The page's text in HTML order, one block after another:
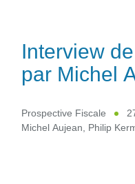
Interview
par Michel
Prospective Fiscale
Michel Aujean, Philip